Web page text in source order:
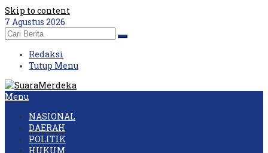
Skip to content
7 Agustus 2026
Redaksi
Tutup Menu
Menu
NASIONAL
DAERAH
POLITIK
HUKUM